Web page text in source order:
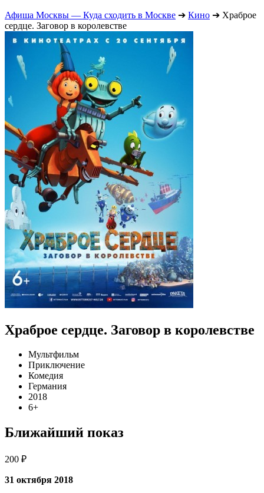
Афиша Москвы — Куда сходить в Москве ➔ Кино ➔ Храброе
сердце. Заговор в королевстве
Храброе сердце. Заговор в королевстве
Мультфильм
Приключение
Комедия
Германия
2018
6+
Ближайший показ
200 ₽
31 октября 2018